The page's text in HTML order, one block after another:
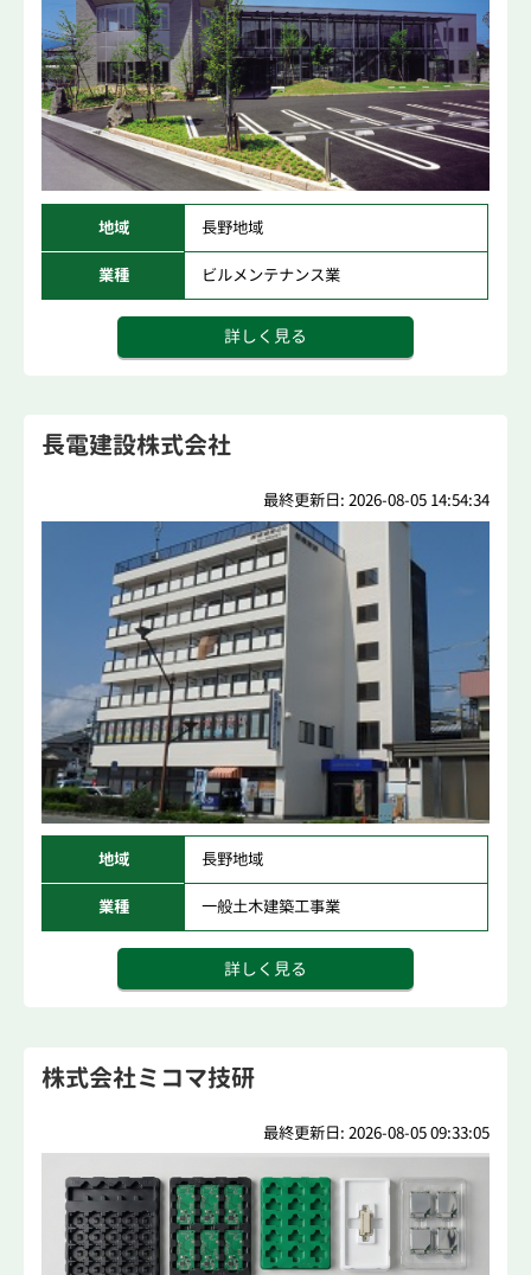
地域 長野地域
業種 ビルメンテナンス業
詳しく見る
長電建設株式会社
最終更新日: 2026-08-05 14:54:34
地域 長野地域
業種 一般土木建築工事業
詳しく見る
株式会社ミコマ技研
最終更新日: 2026-08-05 09:33:05